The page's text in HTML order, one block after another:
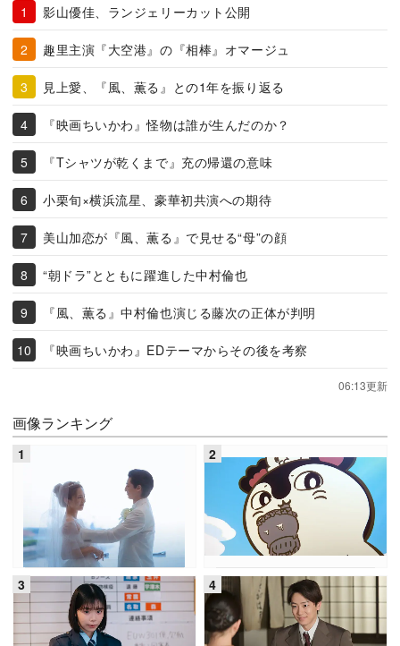
影山優佳、ランジェリーカット公開
趣里主演『大空港』の『相棒』オマージュ
見上愛、『風、薫る』との1年を振り返る
『映画ちいかわ』怪物は誰が生んだのか？
『Tシャツが乾くまで』充の帰還の意味
小栗旬×横浜流星、豪華初共演への期待
美山加恋が『風、薫る』で見せる“母”の顔
“朝ドラ”とともに躍進した中村倫也
『風、薫る』中村倫也演じる藤次の正体が判明
『映画ちいかわ』EDテーマからその後を考察
06:13更新
画像ランキング